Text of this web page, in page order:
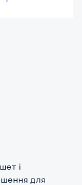
і
для